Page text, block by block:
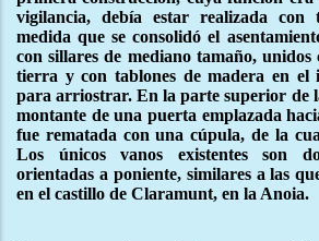
vigilancia, debía estar realizada
medida que se consolidó el
con sillares de mediano tamaño,
tierra y con tablones de madera en el
para arriostrar. En la parte superior de
montante de una puerta emplazada
fue rematada con una cúpula, de la
Los únicos vanos existentes son
orientadas a poniente, similares a las
en el castillo de Claramunt, en la Anoia.